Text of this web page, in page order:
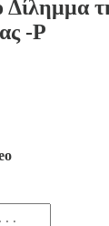
Δίλημμα
-P